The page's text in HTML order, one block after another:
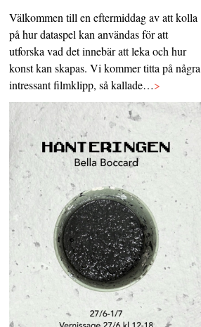
Välkommen till en eftermiddag av att kolla
på hur dataspel kan användas för att
utforska vad det innebär att leka och hur
konst kan skapas. Vi kommer titta på några
intressant filmklipp, så kallade…>